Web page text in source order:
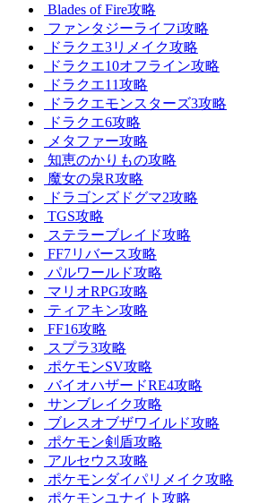
Blades of Fire攻略
ファンタジーライフi攻略
ドラクエ3リメイク攻略
ドラクエ10オフライン攻略
ドラクエ11攻略
ドラクエモンスターズ3攻略
ドラクエ6攻略
メタファー攻略
知恵のかりもの攻略
魔女の泉R攻略
ドラゴンズドグマ2攻略
TGS攻略
ステラーブレイド攻略
FF7リバース攻略
パルワールド攻略
マリオRPG攻略
ティアキン攻略
FF16攻略
スプラ3攻略
ポケモンSV攻略
バイオハザードRE4攻略
サンブレイク攻略
ブレスオブザワイルド攻略
ポケモン剣盾攻略
アルセウス攻略
ポケモンダイパリメイク攻略
ポケモンユナイト攻略